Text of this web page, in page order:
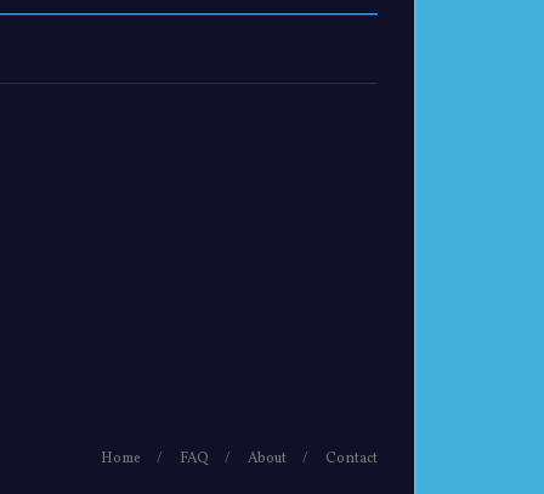
Home FAQ About Contact